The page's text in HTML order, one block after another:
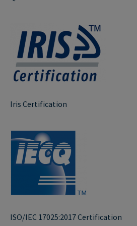
Iris Certification
ISO/IEC 17025:2017 Certification